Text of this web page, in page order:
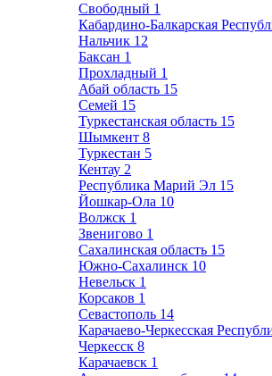
Свободный 1
Кабардино-Балкарская
Нальчик 12
Баксан 1
Прохладный 1
Абай область 15
Семей 15
Туркестанская область 15
Шымкент 8
Туркестан 5
Кентау 2
Республика Марий Эл 15
Йошкар-Ола 10
Волжск 1
Звенигово 1
Сахалинская область 15
Южно-Сахалинск 10
Невельск 1
Корсаков 1
Севастополь 14
Карачаево-Черкесская
Черкесск 8
Карачаевск 1